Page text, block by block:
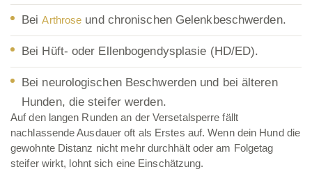
BeiArthrose und chronischen Gelenkbeschwerden.
Bei Hüft- oder Ellenbogendysplasie (HD/ED).
Bei neurologischen Beschwerden und bei älteren
Hunden, die steifer werden.
Auf den langen Runden an der Versetalsperre fällt
nachlassende Ausdauer oft als Erstes auf. Wenn dein Hund die
gewohnte Distanz nicht mehr durchhält oder am Folgetag
steifer wirkt, lohnt sich eine Einschätzung.